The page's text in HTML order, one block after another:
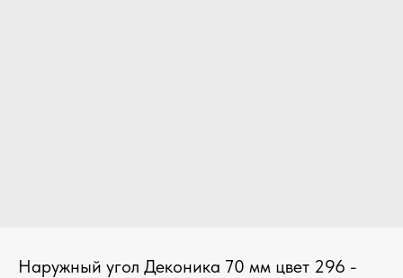
Наружный угол Деконика 70 мм цвет 296 -